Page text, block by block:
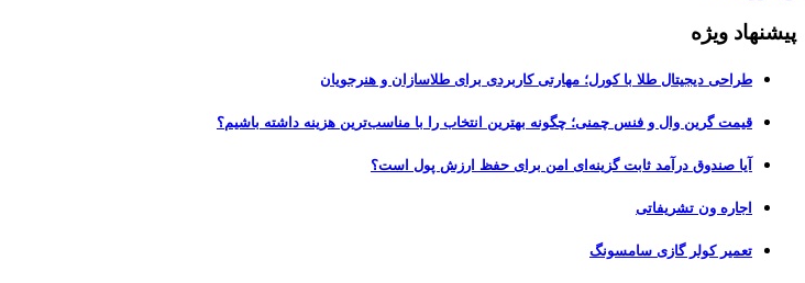
پیشنهاد ویژه
طراحی دیجیتال طلا با کورل؛ مهارتی کاربردی برای طلاسازان و هنرجویان
قیمت گرین وال و فنس چمنی؛ چگونه بهترین انتخاب را با مناسب‌ترین هزینه داشته باشیم؟
آیا صندوق درآمد ثابت گزینه‌ای امن برای حفظ ارزش پول است؟
اجاره ون تشریفاتی
تعمیر کولر گازی سامسونگ